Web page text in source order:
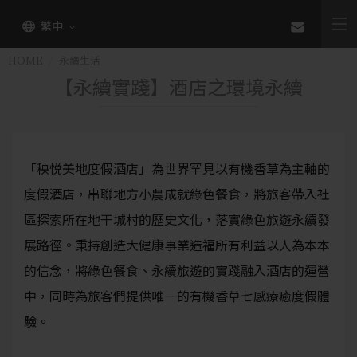
繁中
【永續實踐】酒店之環境永續
「秧悦美地度假酒店」為世界罕見以有機香草為主軸的
度假酒店，串聯地方小農成就綠色餐食，將旅客帶入社
區探索所在地干城村的歷史文化，落實綠色旅遊永續發
展路徑。秉持創造大健康事業造福所有利益以人為本本
的信念，將綠色餐食、永續旅遊的實踐融入酒店的運營
中，同時為旅客們提供唯一的有機香草七感療癒度假體
驗。